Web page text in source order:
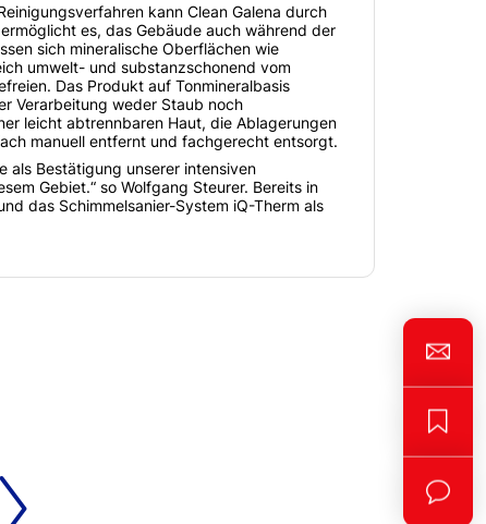
kann Clean Galena durch
es, das Gebäude auch während der
sich mineralische Oberflächen wie
umwelt- und substanzschonend vom
Das Produkt auf Tonmineralbasis
Verarbeitung weder Staub noch
leicht abtrennbaren Haut, die Ablagerungen
manuell entfernt und fachgerecht entsorgt.
als Bestätigung unserer intensiven
Gebiet.“ so Wolfgang Steurer. Bereits in
das Schimmelsanier-System iQ-Therm als